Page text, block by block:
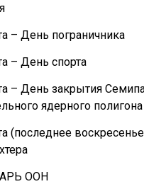
– День пограничника
– День спорта
– День закрытия
ядерного полигона
(последнее
ООН